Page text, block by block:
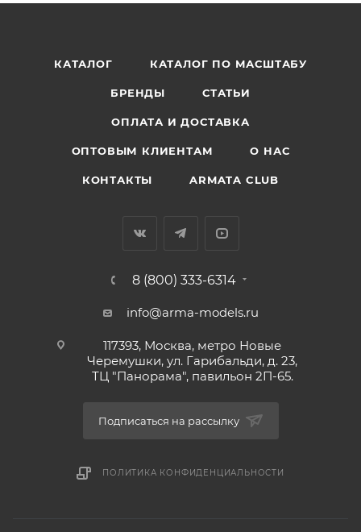
КАТАЛОГ КАТАЛОГ ПО МАСШТАБУ
БРЕНДЫ СТАТЬИ
ОПЛАТА И ДОСТАВКА
ОПТОВЫМ КЛИЕНТАМ О НАС
КОНТАКТЫ ARMATA CLUB
8 (800) 333-6314
info@arma-models.ru
117393, Москва, метро Новые
Черемушки, ул. Гарибальди, д. 23,
ТЦ "Панорама", павильон 2П-65.
Подписаться на рассылку
ПОЛИТИКА КОНФИДЕНЦИАЛЬНОСТИ